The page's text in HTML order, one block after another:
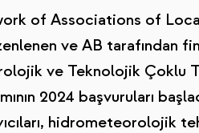
of Associations of
ve AB tarafından
ve Teknolojik Çoklu
2024 başvuruları
hidrometeorolojik